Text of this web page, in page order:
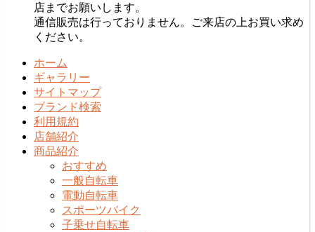
店までお願いします。
通信販売は行っておりません。ご来店の上お買い求め
ください。
ホーム
ギャラリー
サイトマップ
ブランド検索
利用規約
店舗紹介
商品紹介
おすすめ
一般自転車
電動自転車
スポーツバイク
子乗せ自転車